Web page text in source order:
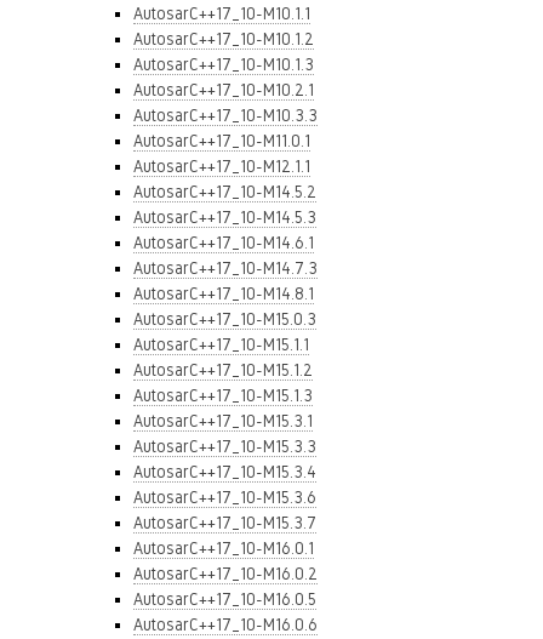
AutosarC++17_10-M10.1.1
AutosarC++17_10-M10.1.2
AutosarC++17_10-M10.1.3
AutosarC++17_10-M10.2.1
AutosarC++17_10-M10.3.3
AutosarC++17_10-M11.0.1
AutosarC++17_10-M12.1.1
AutosarC++17_10-M14.5.2
AutosarC++17_10-M14.5.3
AutosarC++17_10-M14.6.1
AutosarC++17_10-M14.7.3
AutosarC++17_10-M14.8.1
AutosarC++17_10-M15.0.3
AutosarC++17_10-M15.1.1
AutosarC++17_10-M15.1.2
AutosarC++17_10-M15.1.3
AutosarC++17_10-M15.3.1
AutosarC++17_10-M15.3.3
AutosarC++17_10-M15.3.4
AutosarC++17_10-M15.3.6
AutosarC++17_10-M15.3.7
AutosarC++17_10-M16.0.1
AutosarC++17_10-M16.0.2
AutosarC++17_10-M16.0.5
AutosarC++17_10-M16.0.6